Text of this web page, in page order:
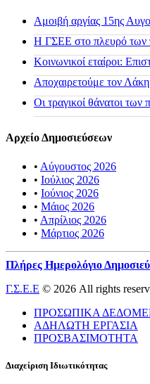
Αμοιβή αργίας 15ης
H ΓΣΕΕ στο πλευρό των
Κοινωνικοί εταίροι:
Αποχαιρετούμε τον
Οι τραγικοί θάνατοι
Αρχείο Δημοσιεύσεων
• Αύγουστος 2026
• Ιούλιος 2026
• Ιούνιος 2026
• Μάιος 2026
• Απρίλιος 2026
• Μάρτιος 2026
Πλήρες Ημερολόγιο
Γ.Σ.Ε.Ε © 2026 All rights
ΠΡΟΣΩΠΙΚΑ
ΑΔΗΛΩΤΗ ΕΡΓΑΣΙΑ
ΠΡΟΣΒΑΣΙΜΟΤΗΤΑ
Διαχείριση Ιδιωτικότητας